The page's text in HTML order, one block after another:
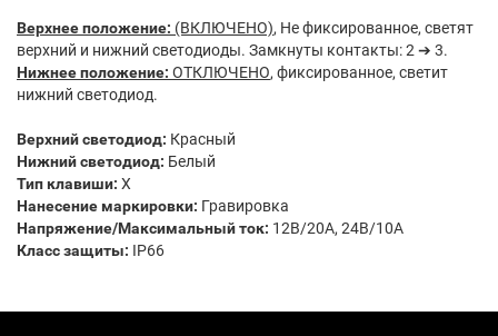
Верхнее положение: (ВКЛЮЧЕНО), Не фиксированное, светят
верхний и нижний светодиоды. Замкнуты контакты: 2 ➔ 3.
Нижнее положение: ОТКЛЮЧЕНО, фиксированное, светит
нижний светодиод.
Верхний светодиод: Красный
Нижний светодиод: Белый
Тип клавиши: X
Нанесение маркировки: Гравировка
Напряжение/Максимальный ток: 12В/20А, 24В/10А
Класс защиты: IP66